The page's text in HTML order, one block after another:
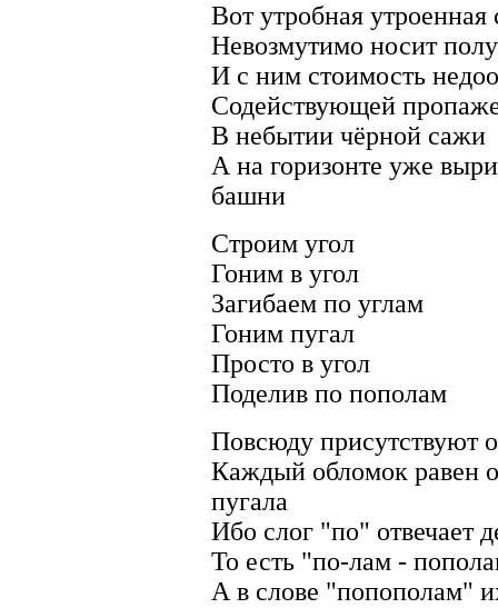
Вот утробная
Невозмутимо носит
И с ним стоимость
Содействующей
В небытии чёрной сажи
А на горизонте уже
башни
Строим угол
Гоним в угол
Загибаем по углам
Гоним пугал
Просто в угол
Поделив по пополам
Повсюду присутствуют
Каждый обломок равен
пугала
Ибо слог "по" отвечает
То есть "по-лам -
А в слове "попополам"